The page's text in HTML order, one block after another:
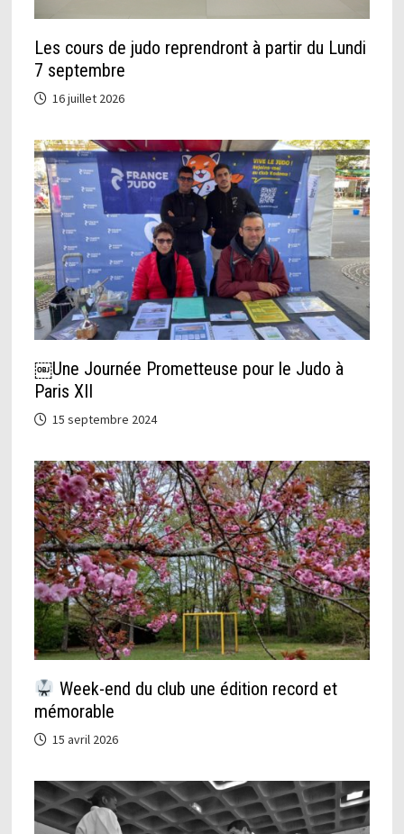
Les cours de judo reprendront à partir du Lundi
7 septembre
16 juillet 2026
￼Une Journée Prometteuse pour le Judo à
Paris XII
15 septembre 2024
Week-end du club une édition record et
mémorable
15 avril 2026